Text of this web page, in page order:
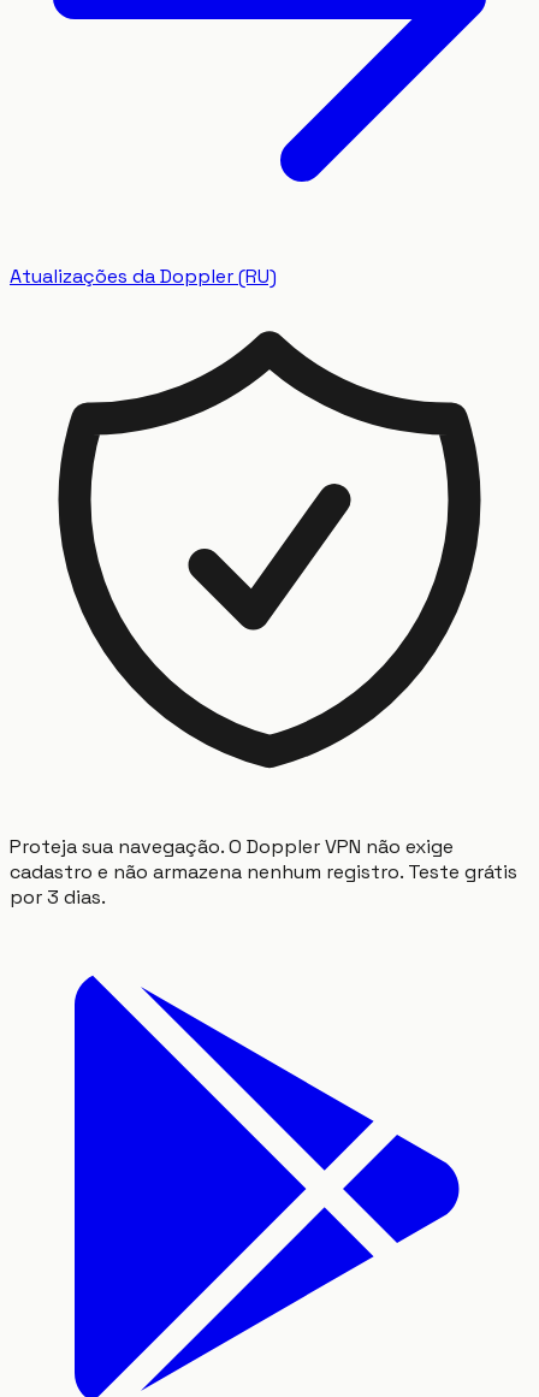
Atualizações da Doppler (RU)
Proteja sua navegação. O Doppler VPN não exige
cadastro e não armazena nenhum registro. Teste grátis
por 3 dias.